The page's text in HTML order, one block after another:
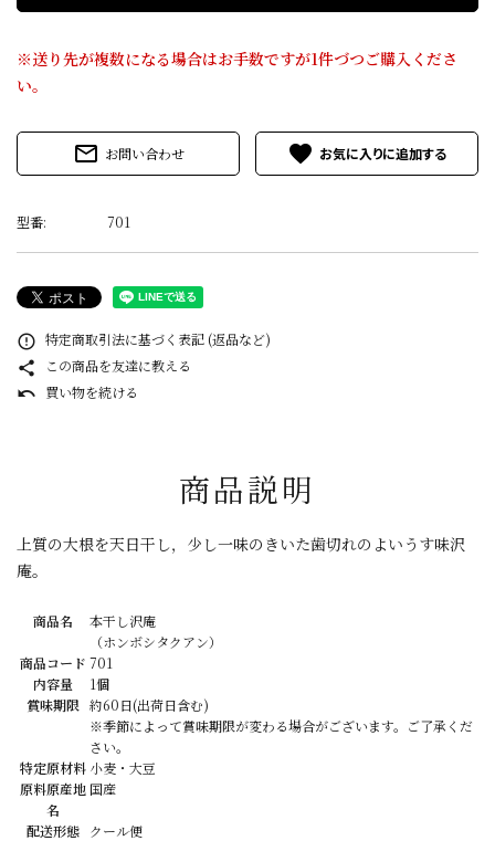
お電話でのご注文
FAXでのご注文
meeting_room ログイン person
※送り先が複数になる場合はお手数ですが1件づつご購入くださ
い。
mail_outline お問い合わせ favorite
型番: 701
error_outline 特定商取引法に基づく表記 (返品など)
share この商品を友達に教える
undo 買い物を続ける
商品説明
上質の大根を天日干し，少し一味のきいた歯切れのよいうす味沢
庵。
商品名
本干し沢庵
（ホンボシタクアン）
商品コード 701
内容量
1個
賞味期限 約60日(出荷日含む)
※季節によって賞味期限が変わる場合がございます。ご了承くだ
さい。
特定原材料 小麦・大豆
原料原産地
名
国産
配送形態 クール便